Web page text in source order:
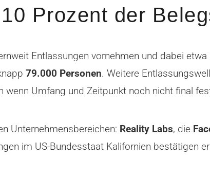
Prozent der
Entlassungen vornehmen und dabei
79.000 Personen. Weitere
wenn Umfang und Zeitpunkt noch nicht final
Unternehmensbereichen: Reality Labs, die
im US-Bundesstaat Kalifornien bestätigen